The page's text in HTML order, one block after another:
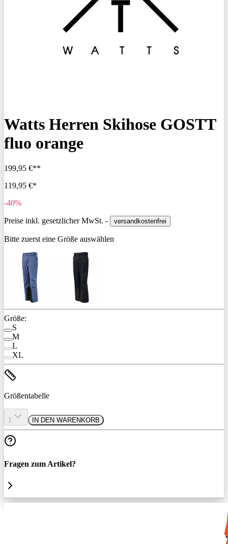
Watts Herren Skihose GOSTT
fluo orange
199,95 €**
119,95 €*
-40%
Preise inkl. gesetzlicher MwSt. - versandkostenfrei
Bitte zuerst eine Größe auswählen
Größe:
S
M
L
XL
Größentabelle
1 IN DEN WARENKORB
Fragen zum Artikel?